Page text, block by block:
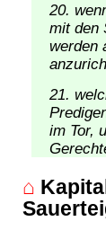
mit den
werden
im Tor,
⌂